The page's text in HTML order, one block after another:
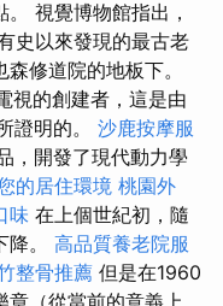
視覺博物館指出，
史以來發現的最古老
修道院的地板下。
視的創建者，這是由
證明的。 沙鹿按摩服
，開發了現代動力學
的居住環境 桃園外
味 在上個世紀初，隨
。 高品質養老院服
整骨推薦 但是在1960
章（從當前的意義上